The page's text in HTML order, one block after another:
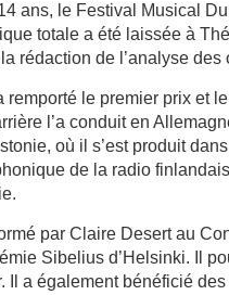
ans, le Festival Musical
totale a été laissée à
rédaction de l’analyse
remporté le premier prix et
l’a conduit en
où il s’est produit
de la radio
par Claire Desert au
Sibelius d’Helsinki. Il
Il a également bénéficié